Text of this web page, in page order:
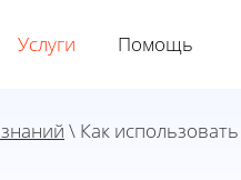
Услуги Помощь
\ Как